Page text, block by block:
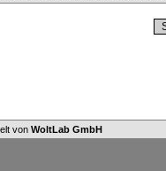
von WoltLab GmbH